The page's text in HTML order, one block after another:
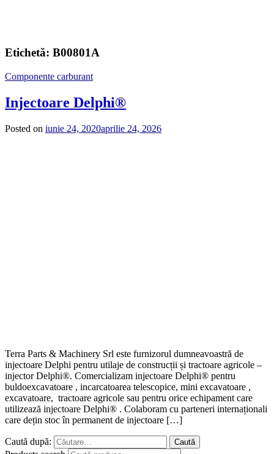
Etichetă: B00801A
Componente carburant
Injectoare Delphi®
Posted on iunie 24, 2020aprilie 24, 2026
Terra Parts & Machinery Srl este furnizorul dumneavoastră de
injectoare Delphi pentru utilaje de construcții și tractoare agricole –
injector Delphi®. Comercializam injectoare Delphi® pentru
buldoexcavatoare , incarcatoarea telescopice, mini excavatoare ,
excavatoare, tractoare agricole sau pentru orice echipament care
utilizează injectoare Delphi® . Colaboram cu parteneri internaționali
care dețin stoc în permanent de injectoare […]
Caută după: